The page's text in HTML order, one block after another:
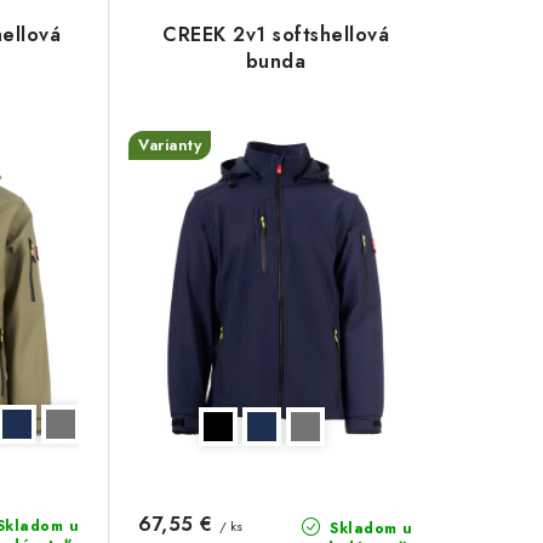
u
CREEK 2v1 softshellová
bunda
Varianty
Skladom u
67,55 € / ks